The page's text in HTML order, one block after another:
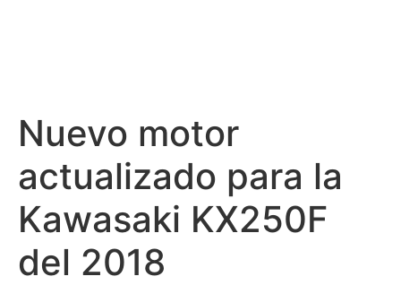
Nuevo motor
actualizado para la
Kawasaki KX250F
del 2018